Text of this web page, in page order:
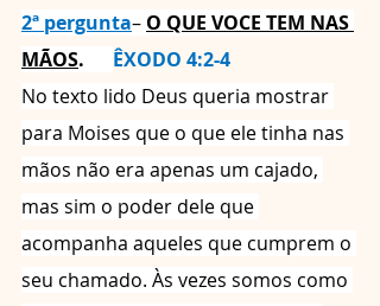
2ª pergunta– O QUE VOCE TEM NAS
MÃOS.
ÊXODO 4:2-4
No texto lido Deus queria mostrar
para Moises que o que ele tinha nas
mãos não era apenas um cajado,
mas sim o poder dele que
acompanha aqueles que cumprem o
seu chamado. Às vezes somos como